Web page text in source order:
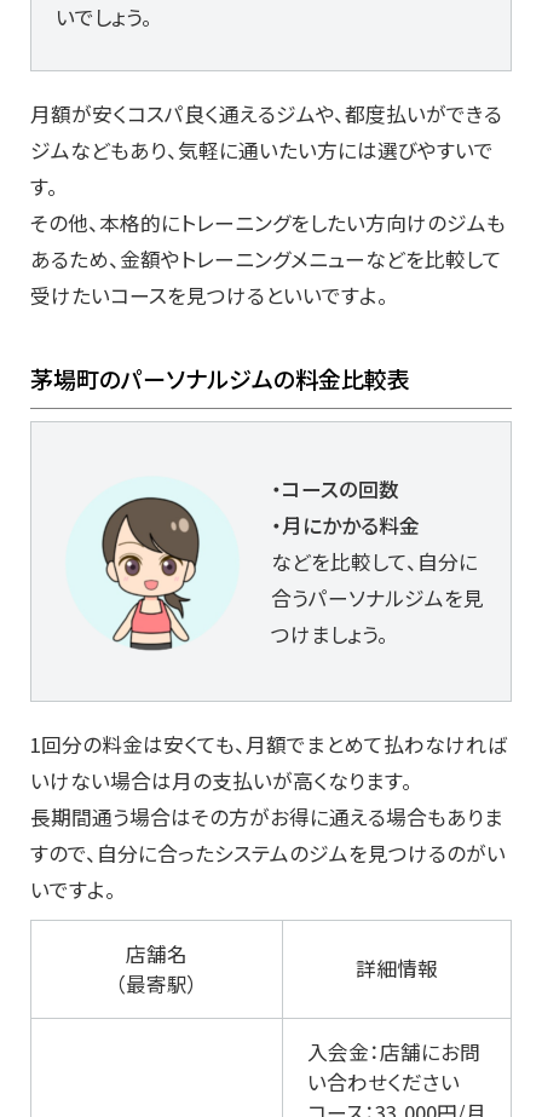
いでしょう。
月額が安くコスパ良く通えるジムや、都度払いができる
ジムなどもあり、気軽に通いたい方には選びやすいで
す。
その他、本格的にトレーニングをしたい方向けのジムも
あるため、金額やトレーニングメニューなどを比較して
受けたいコースを見つけるといいですよ。
茅場町のパーソナルジムの料金比較表
・コースの回数
・月にかかる料金
などを比較して、自分に
合うパーソナルジムを見
つけましょう。
1回分の料金は安くても、月額でまとめて払わなければ
いけない場合は月の支払いが高くなります。
長期間通う場合はその方がお得に通える場合もありま
すので、自分に合ったシステムのジムを見つけるのがい
いですよ。
店舗名
（最寄駅）
詳細情報
入会金：店舗にお問
い合わせください